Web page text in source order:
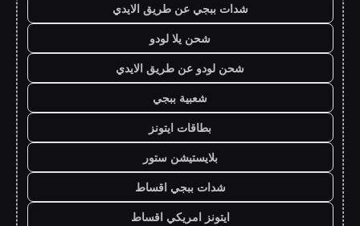
شدات ببجي عن طريق الايدي
شحن يلا لودو
شحن لودو عن طريق الايدي
شعبية ببجي
بطاقات ايتونز
بلايستيشن ستور
شدات ببجي اقساط
ايتونز امريكي اقساط